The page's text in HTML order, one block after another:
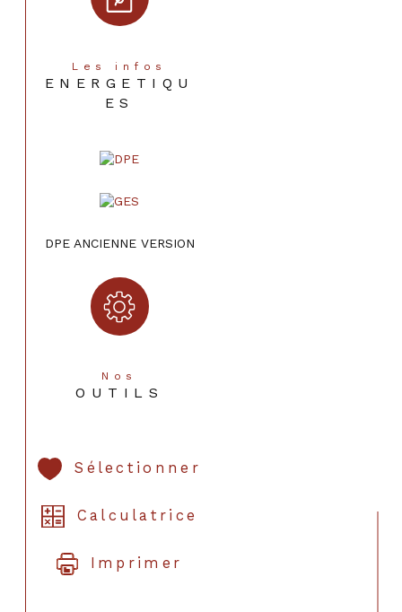
Les infos
ENERGETIQU
ES
DPE ANCIENNE VERSION
Nos
OUTILS
Sélectionner
Calculatrice
Imprimer